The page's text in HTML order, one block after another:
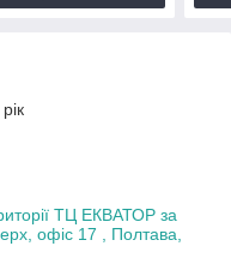
ТЦ ЕКВАТОР за
офіс 17 , Полтава,